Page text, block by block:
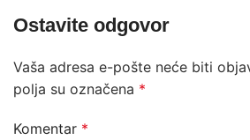
Ostavite odgovor
Vaša adresa e-pošte neće biti
polja su označena *
Komentar *